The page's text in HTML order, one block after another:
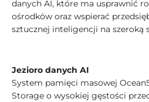
danych AI, które ma usprawnić
ośrodków oraz wspierać
sztucznej inteligencji na szeroką
Jezioro danych AI
System pamięci masowej
Storage o wysokiej gęstości